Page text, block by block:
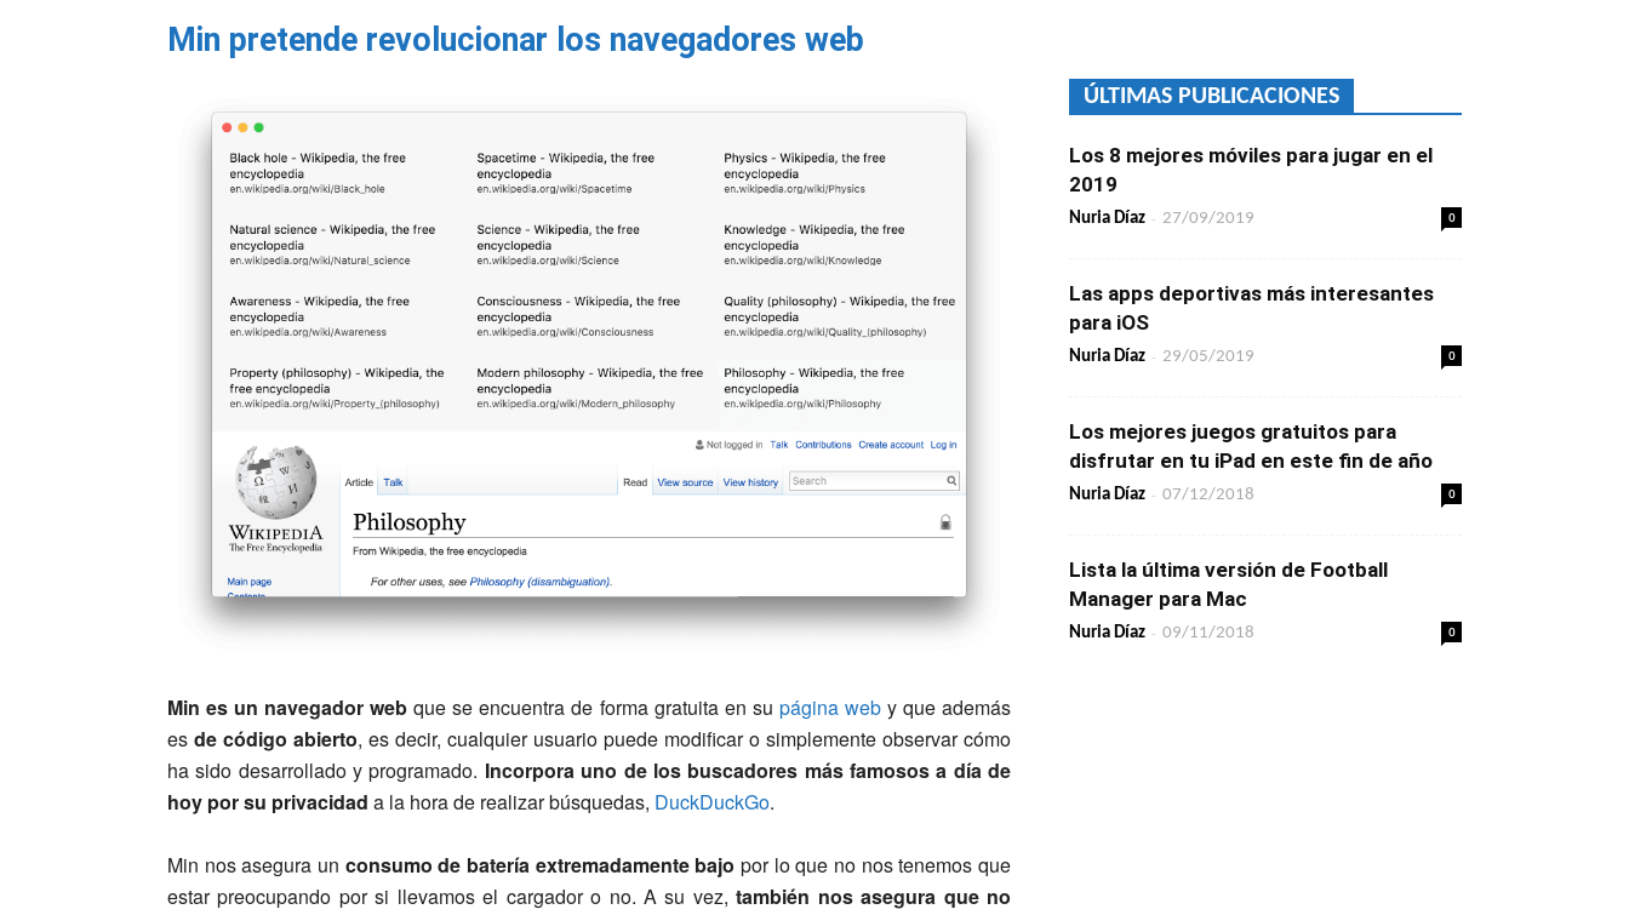
Min pretende revolucionar los navegadores web
Min es un navegador web que se encuentra de forma gratuita en su página weby que además
es de código abierto, es decir, cualquier usuario puede modificar o simplemente observar cómo
ha sido desarrollado y programado. Incorpora uno de los buscadores más famosos a día de
hoy por su privacidad a la hora de realizar búsquedas, DuckDuckGo.
Min nos asegura un consumo de batería extremadamente bajo por lo que no nos tenemos que
estar preocupando por si llevamos el cargador o no. A su vez,también nos asegura que no
ÚLTIMAS PUBLICACIONES
Los 8 mejores móviles para jugar en el
2019
Nuria Díaz - 27/09/2019 0
Las apps deportivas más interesantes
para iOS
Nuria Díaz - 29/05/2019 0
Los mejores juegos gratuitos para
disfrutar en tu iPad en este fin de año
Nuria Díaz - 07/12/2018 0
Lista la última versión de Football
Manager para Mac
Nuria Díaz - 09/11/2018 0